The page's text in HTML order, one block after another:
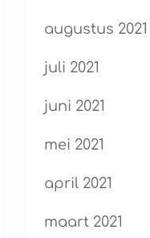
augustus 2021
juli 2021
juni 2021
mei 2021
april 2021
maart 2021